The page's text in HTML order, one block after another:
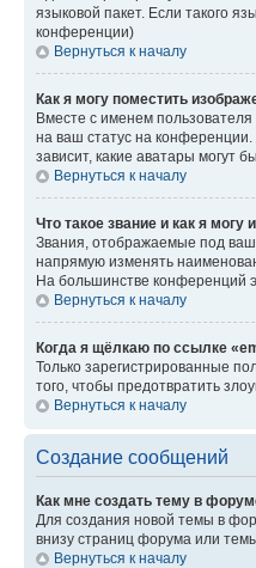
языковой пакет. Если такого
конференции)
Вернуться к началу
Как я могу поместить
Вместе с именем
на ваш статус на конференции.
зависит, какие аватары могут
Вернуться к началу
Что такое звание и как я могу
Звания, отображаемые под
напрямую изменять
На большинстве конференций
Вернуться к началу
Когда я щёлкаю по ссылке
Только зарегистрированные
того, чтобы предотвратить
Вернуться к началу
Создание сообщений
Как мне создать тему в
Для создания новой темы в
внизу страниц форума или
Вернуться к началу